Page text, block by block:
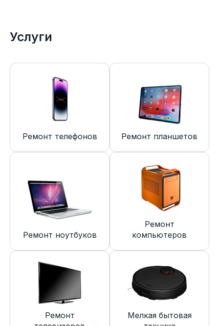
Услуги
Ремонт телефонов Ремонт планшетов
Ремонт ноутбуков
Ремонт
компьютеров
Ремонт
Мелкая бытовая